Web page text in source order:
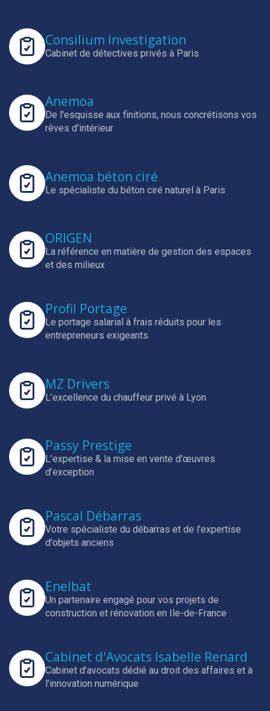
Consilium Investigation
Cabinet de détectives privés à Paris
Anemoa
De l'esquisse aux finitions, nous concrétisons vos
rêves d'intérieur
Anemoa béton ciré
Le spécialiste du béton ciré naturel à Paris
ORIGEN
La référence en matière de gestion des espaces
et des milieux
Profil Portage
Le portage salarial à frais réduits pour les
entrepreneurs exigeants
MZ Drivers
L’excellence du chauffeur privé à Lyon
Passy Prestige
L’expertise & la mise en vente d'œuvres
d’exception
Pascal Débarras
Votre spécialiste du débarras et de l'expertise
d'objets anciens
Enelbat
Un partenaire engagé pour vos projets de
construction et rénovation en Ile-de-France
Cabinet d'Avocats Isabelle Renard
Cabinet d’avocats dédié au droit des affaires et à
l’innovation numérique